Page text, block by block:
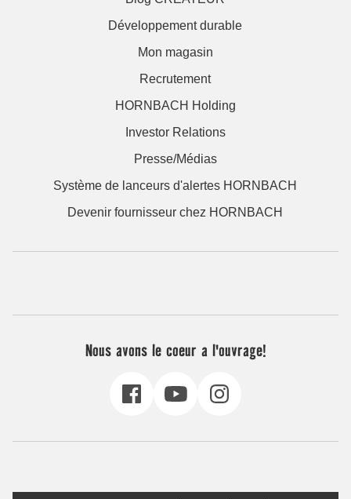
Développement durable
Mon magasin
Recrutement
HORNBACH Holding
Investor Relations
Presse/Médias
Système de lanceurs d'alertes HORNBACH
Devenir fournisseur chez HORNBACH
Nous avons le coeur a l'ouvrage!